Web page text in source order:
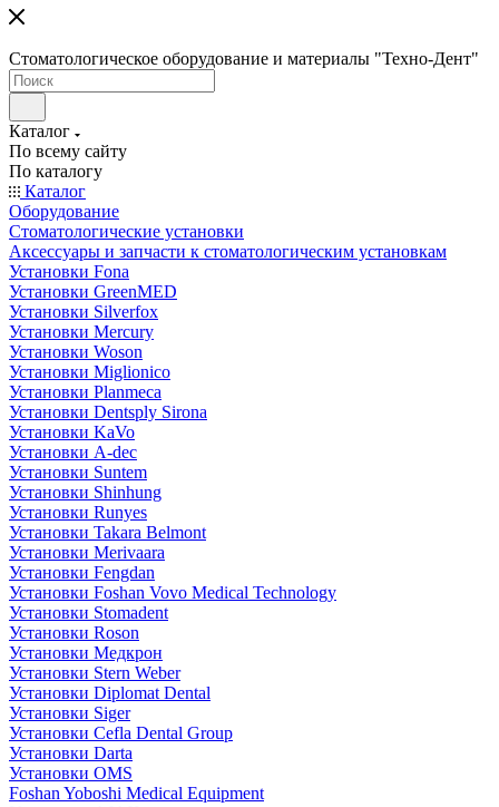
Стоматологическое оборудование и материалы "Техно-Дент"
Каталог
По всему сайту
По каталогу
Каталог
Оборудование
Стоматологические установки
Аксессуары и запчасти к стоматологическим установкам
Установки Fona
Установки GreenMED
Установки Silverfox
Установки Mercury
Установки Woson
Установки Miglionico
Установки Planmeca
Установки Dentsply Sirona
Установки KaVo
Установки A-dec
Установки Suntem
Установки Shinhung
Установки Runyes
Установки Takara Belmont
Установки Merivaara
Установки Fengdan
Установки Foshan Vovo Medical Technology
Установки Stomadent
Установки Roson
Установки Медкрон
Установки Stern Weber
Установки Diplomat Dental
Установки Siger
Установки Cefla Dental Group
Установки Darta
Установки OMS
Foshan Yoboshi Medical Equipment